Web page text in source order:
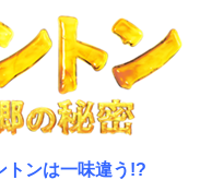
トンは一味違う!?